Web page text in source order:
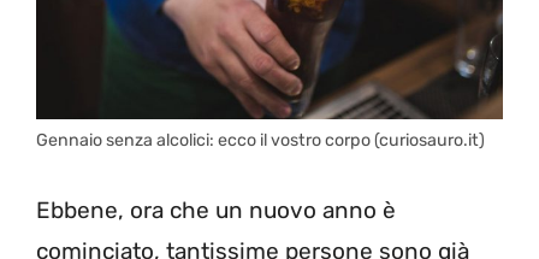
Gennaio senza alcolici: ecco il vostro corpo (curiosauro.it)
Ebbene, ora che un nuovo anno è
cominciato, tantissime persone sono già